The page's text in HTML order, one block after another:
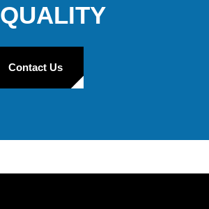
QUALITY
Contact Us